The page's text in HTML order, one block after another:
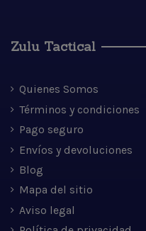
Zulu Tactical
Quienes Somos
Términos y condiciones
Pago seguro
Envíos y devoluciones
Blog
Mapa del sitio
Aviso legal